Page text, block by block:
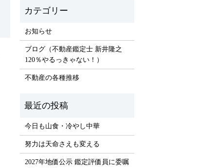
お知らせ
ブログ（不動産鑑定士 新井隆之
120％やるっきゃない！）
不動産の各種推移
今日も山食・冷やし中華
努力は天命さえも変える
2027年地価公示 鑑定評価員に委嘱